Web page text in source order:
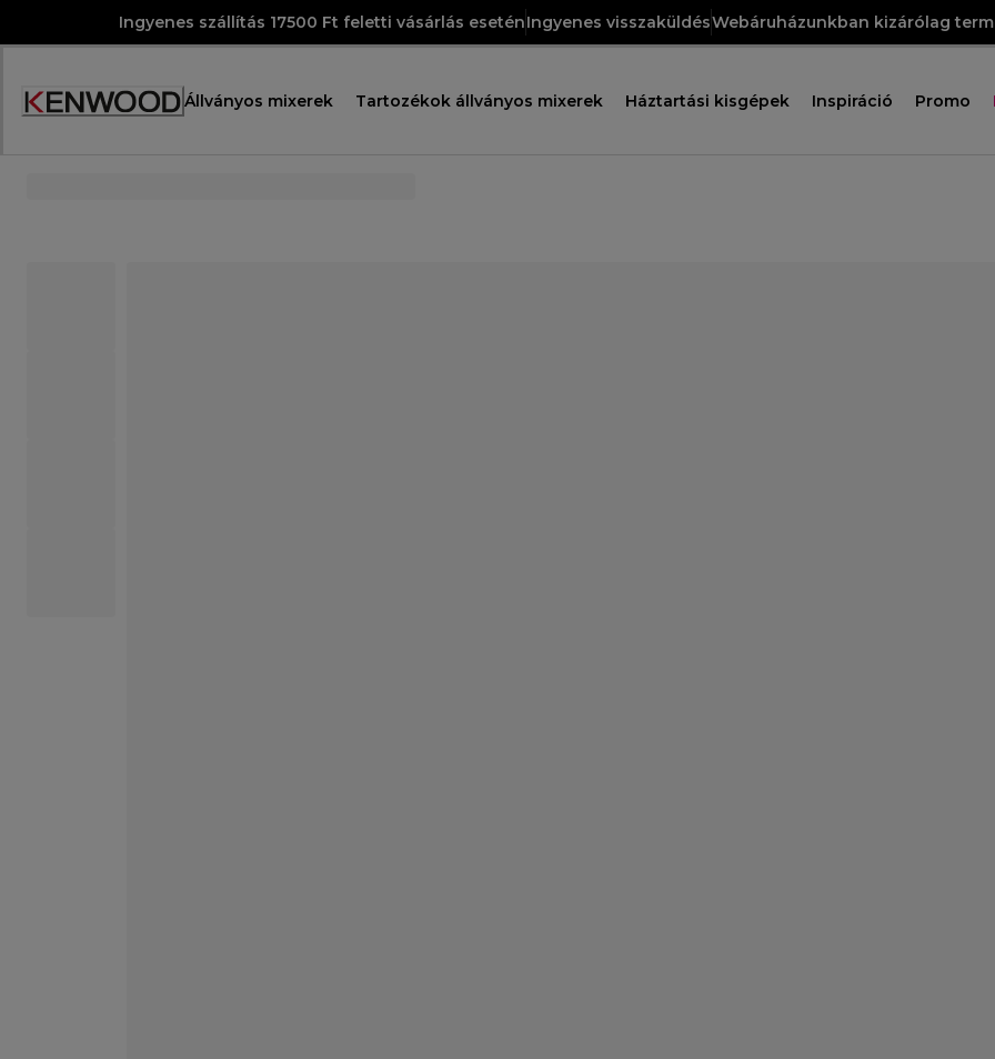
Ingyenes szállítás 17500 Ft feletti vásárlás eseténIngyenes visszaküldésWebáruházunkban kizárólag
Accessibility
Állványos mixerek Tartozékok állványos mixerek Háztartási kisgépek Inspiráció Promo